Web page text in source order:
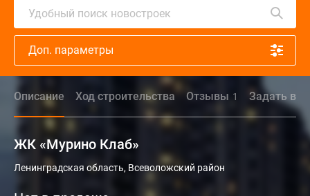
Удобный поиск новостроек
Доп. параметры
Описание Ход строительства Отзывы 1 Задать
ЖК «Мурино Клаб»
ЖК
Ленинградская область, Всеволожский район